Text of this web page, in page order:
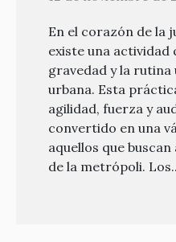
En el corazón de la
existe una actividad
gravedad y la rutina
urbana. Esta
agilidad, fuerza y
convertido en una
aquellos que
de la metrópoli.